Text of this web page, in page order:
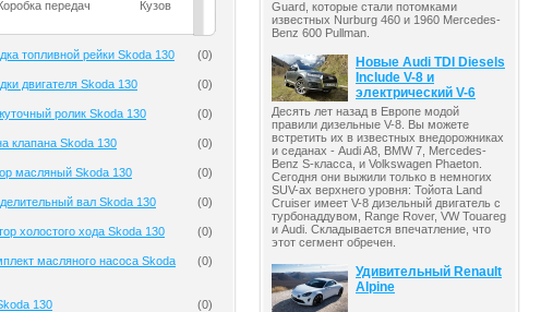
передач Кузов Масла Мост
топливной рейки Skoda 130 (0)
двигателя Skoda 130 (0)
ролик Skoda 130 (0)
клапана Skoda 130 (0)
масляный Skoda 130 (0)
вал Skoda 130 (0)
холостого хода Skoda 130 (0)
масляного насоса Skoda
(0)
130 (0)
Guard, которые стали потомками
известных Nurburg 460 и 1960 Mercedes-
Benz 600 Pullman.
Новые Audi TDI Diesels
Include V-8 и
электрический V-6
Десять лет назад в Европе модой
правили дизельные V-8. Вы можете
встретить их в известных внедорожниках
и седанах - Audi A8, BMW 7, Mercedes-
Benz S-класса, и Volkswagen Phaeton.
Сегодня они выжили только в немногих
SUV-ах верхнего уровня: Тойота Land
Cruiser имеет V-8 дизельный двигатель с
турбонаддувом, Range Rover, VW Touareg
и Audi. Складывается впечатление, что
этот сегмент обречен.
Удивительный Renault
Alpine